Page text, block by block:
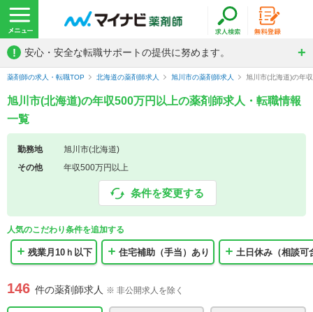
! 安心・安全な転職サポートの提供に努めます。
薬剤師の求人・転職TOP 北海道の薬剤師求人 旭川市の薬剤師求人 旭川市(北海道)の年
旭川市(北海道)の年収500万円以上の薬剤師求人・転職情報
一覧
勤務地
旭川市(北海道)
その他
年収500万円以上
条件を変更する
人気のこだわり条件を追加する
残業月10ｈ以下 住宅補助（手当）あり 土日休み（相談可
146 件の薬剤師求人 ※ 非公開求人を除く